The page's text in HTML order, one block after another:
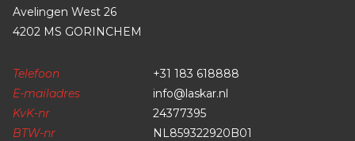
Avelingen West 26
4202 MS GORINCHEM
Telefoon
+31 183 618888
E-mailadres
info@laskar.nl
KvK-nr
24377395
BTW-nr
NL859322920B01